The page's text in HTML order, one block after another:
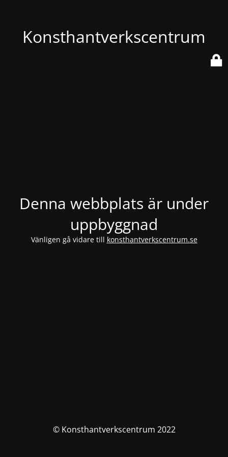
Konsthantverkscentrum
Denna webbplats är under
uppbyggnad
Vänligen gå vidare till konsthantverkscentrum.se
© Konsthantverkscentrum 2022